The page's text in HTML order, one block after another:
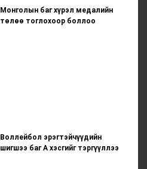
Монголын баг хүрэл медалийн
төлөө тоглохоор боллоо
Воллейбол эрэгтэйчүүдийн
шигшээ баг А хэсгийг тэргүүллээ